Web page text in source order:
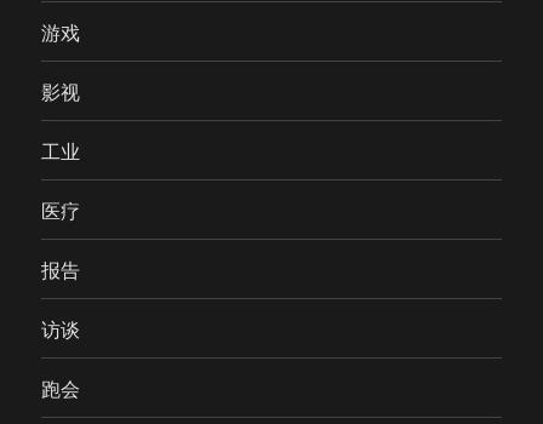
游戏
影视
工业
医疗
报告
访谈
跑会